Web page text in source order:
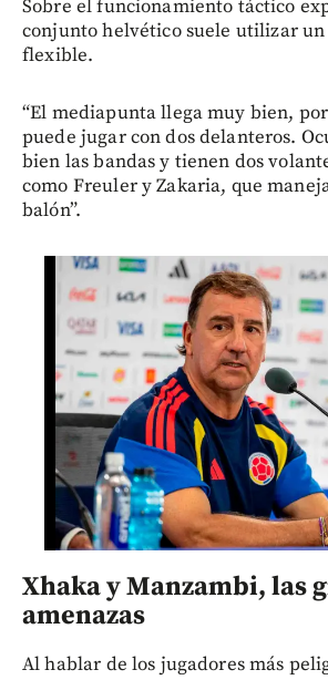
Sobre el funcionamiento táctico
conjunto helvético suele utilizar un
flexible.
“El mediapunta llega muy bien,
puede jugar con dos delanteros.
bien las bandas y tienen dos
como Freuler y Zakaria, que
balón”.
Xhaka y Manzambi, las
amenazas
Al hablar de los jugadores más